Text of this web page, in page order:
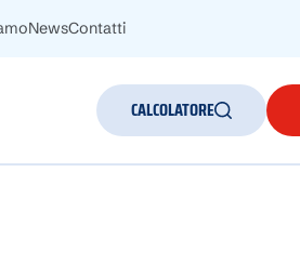
NewsContatti
CALCOLATORE